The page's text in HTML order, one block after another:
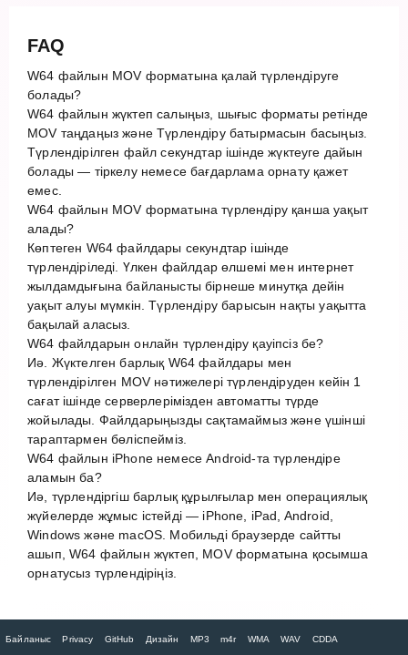
FAQ
W64 файлын MOV форматына қалай түрлендіруге
болады?
W64 файлын жүктеп салыңыз, шығыс форматы ретінде
MOV таңдаңыз және Түрлендіру батырмасын басыңыз.
Түрлендірілген файл секундтар ішінде жүктеуге дайын
болады — тіркелу немесе бағдарлама орнату қажет
емес.
W64 файлын MOV форматына түрлендіру қанша уақыт
алады?
Көптеген W64 файлдары секундтар ішінде
түрлендіріледі. Үлкен файлдар өлшемі мен интернет
жылдамдығына байланысты бірнеше минутқа дейін
уақыт алуы мүмкін. Түрлендіру барысын нақты уақытта
бақылай аласыз.
W64 файлдарын онлайн түрлендіру қауіпсіз бе?
Иә. Жүктелген барлық W64 файлдары мен
түрлендірілген MOV нәтижелері түрлендіруден кейін 1
сағат ішінде серверлерімізден автоматты түрде
жойылады. Файлдарыңызды сақтамаймыз және үшінші
тараптармен бөліспейміз.
W64 файлын iPhone немесе Android-та түрлендіре
аламын ба?
Иә, түрлендіргіш барлық құрылғылар мен операциялық
жүйелерде жұмыс істейді — iPhone, iPad, Android,
Windows және macOS. Мобильді браузерде сайтты
ашып, W64 файлын жүктеп, MOV форматына қосымша
орнатусыз түрлендіріңіз.
Байланыс Privacy GitHub Дизайн MP3 m4r WMA WAV CDDA